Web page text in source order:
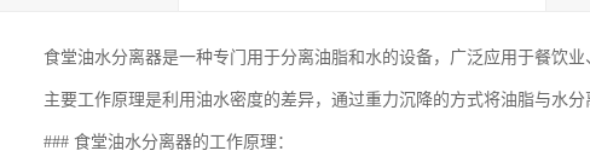
食堂油水分离器是一种专门用于分离油脂和水的设备，广泛应用于餐饮
主要工作原理是利用油水密度的差异，通过重力沉降的方式将油脂与水分
### 食堂油水分离器的工作原理：